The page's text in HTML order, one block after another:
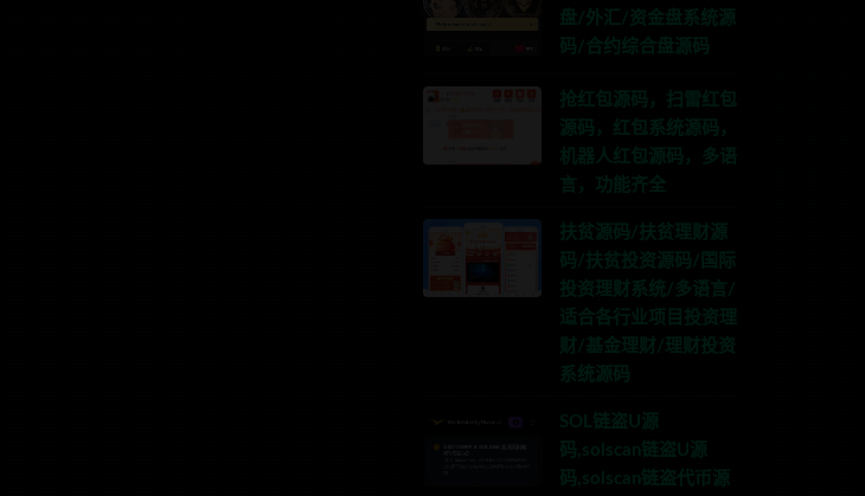
盘/外汇/资金盘系统源
码/合约综合盘源码
抢红包源码，扫雷红包
源码，红包系统源码，
机器人红包源码，多语
言，功能齐全
扶贫源码/扶贫理财源
码/扶贫投资源码/国际
投资理财系统/多语言/
适合各行业项目投资理
财/基金理财/理财投资
系统源码
SOL链盗U源
码,solscan链盗U源
码,solscan链盗代币源